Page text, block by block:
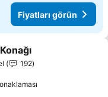
Fiyatları görün
ekle
192